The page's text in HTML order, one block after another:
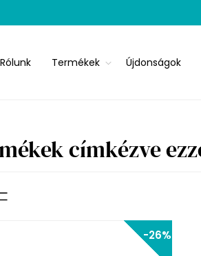
Rólunk Termékek Újdonságok
címkézve
-26%